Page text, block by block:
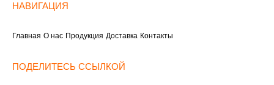
НАВИГАЦИЯ
Главная О нас Продукция Доставка Контакты
ПОДЕЛИТЕСЬ ССЫЛКОЙ